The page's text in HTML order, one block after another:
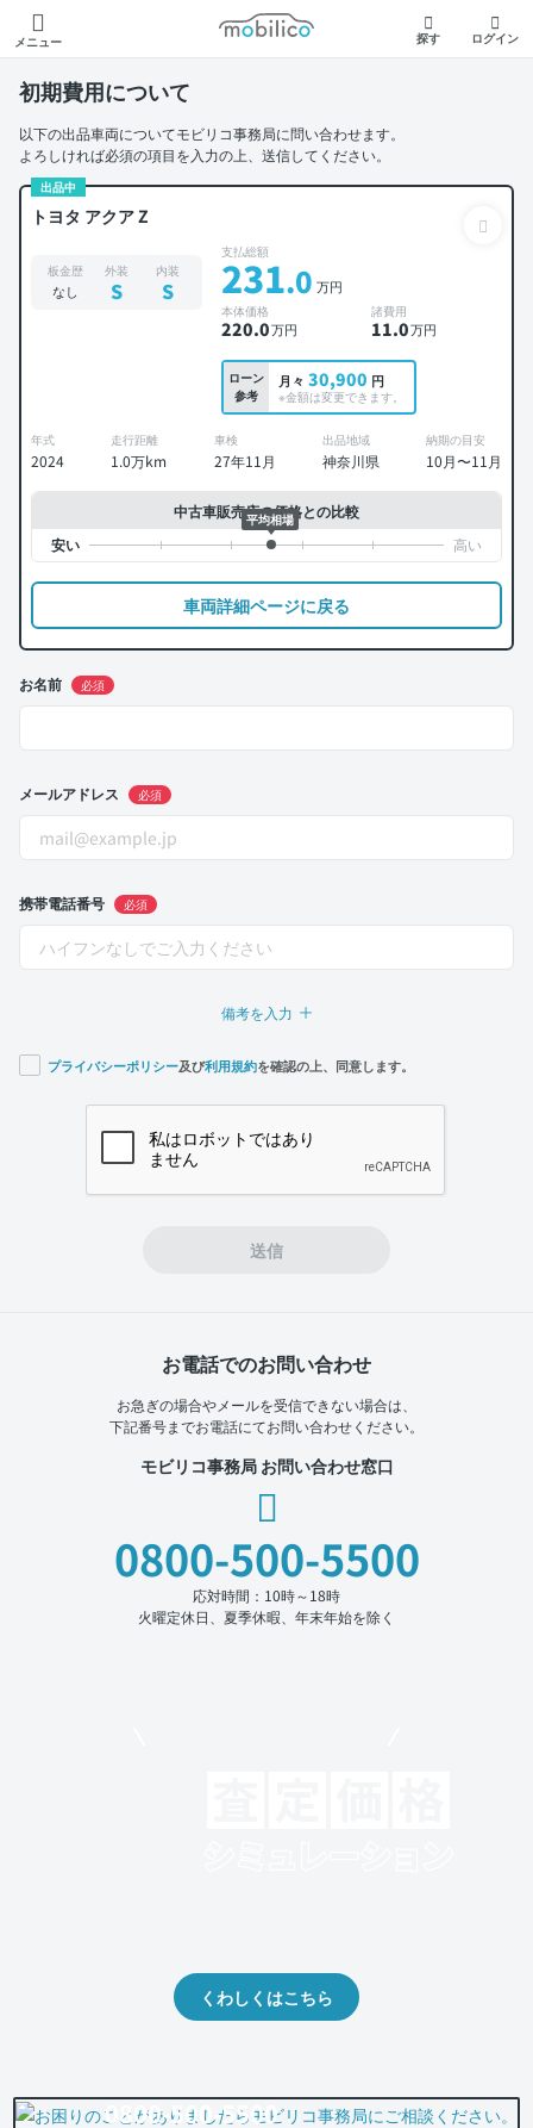
メニュー
モビリコ
探す ログイン
初期費用について
以下の出品車両についてモビリコ事務局に問い合わせます。
よろしければ必須の項目を入力の上、送信してください。
出品中
トヨタ アクア Z
板金歴
なし
外装
S
内装
S
支払総額
231.0 万円
本体価格
220.0万円
諸費用
11.0万円
ローン
参考
月々 30,900 円
※金額は変更できます。
年式
2024
走行距離
1.0万km
車検
27年11月
出品地域
神奈川県
納期の目安
10月〜11月
中古車販売店の価格との比較
平均相場
車両詳細ページに戻る
お名前 必須
メールアドレス 必須
携帯電話番号 必須
備考を入力
プライバシーポリシー及び利用規約を確認の上、同意します。
送信
お電話でのお問い合わせ
お急ぎの場合やメールを受信できない場合は、
下記番号までお電話にてお問い合わせください。
モビリコ事務局 お問い合わせ窓口
0800-500-5500
応対時間：10時～18時
火曜定休日、夏季休暇、年末年始を除く
くわしくはこちら
0800-500-5500